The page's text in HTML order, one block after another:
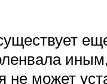
не может